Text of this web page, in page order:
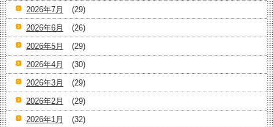
2026年7月
(29)
2026年6月
(26)
2026年5月
(29)
2026年4月
(30)
2026年3月
(29)
2026年2月
(29)
2026年1月
(32)